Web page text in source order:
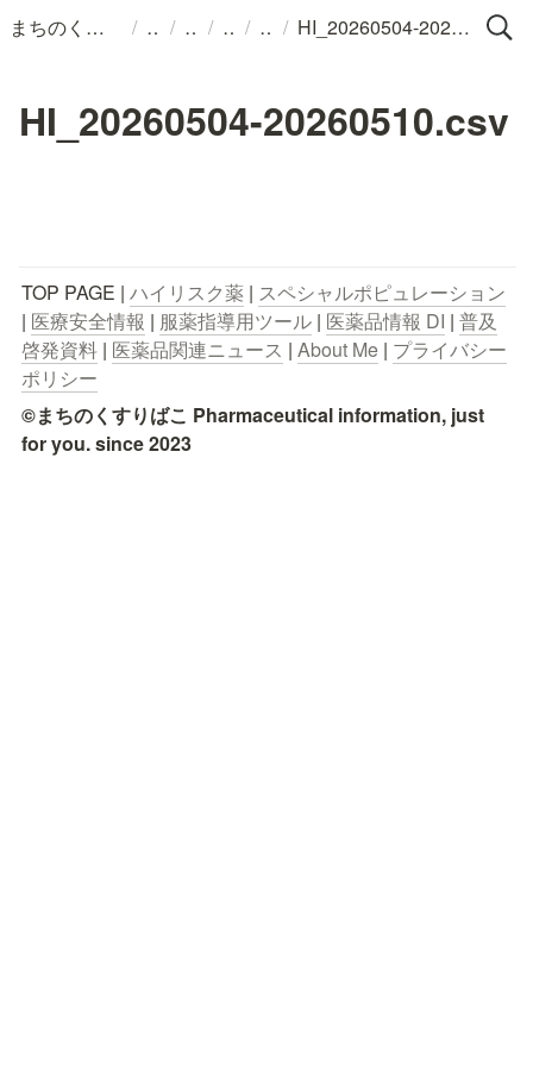
まちのくすりばこ / / / / / HI_20260504-20260510.csv
HI_20260504-20260510.csv
TOP PAGE | ハイリスク薬 | スペシャルポピュレーション
| 医療安全情報 | 服薬指導用ツール | 医薬品情報 DI | 普及
啓発資料 | 医薬品関連ニュース | About Me | プライバシー
ポリシー
©まちのくすりばこ Pharmaceutical information, just
for you. since 2023